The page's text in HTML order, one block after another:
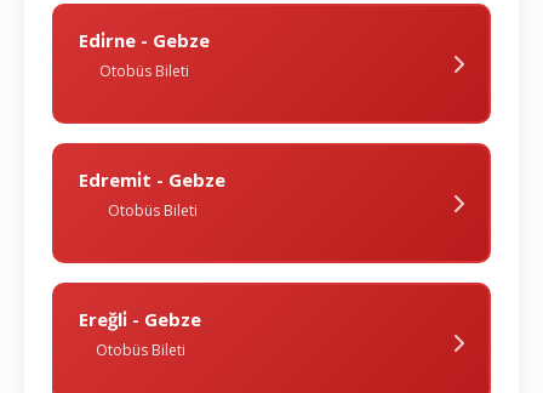
Edi̇rne - Gebze
Otobüs Bileti
Edremi̇t - Gebze
Otobüs Bileti
Ereğli̇ - Gebze
Otobüs Bileti